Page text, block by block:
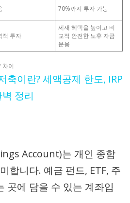
70%까지 투자 가능
적 투자
세재 혜택을 높이고 비
교적 안전한 노후 자금
운용
차이
축이란? 세액공제 한도, IRP
정리
Account)는 개인 종합
합니다. 예금 펀드, ETF, 주
곳에 담을 수 있는 계좌입